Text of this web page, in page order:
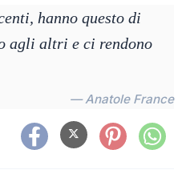
hanno questo di
agli altri e ci rendono
— Anatole France